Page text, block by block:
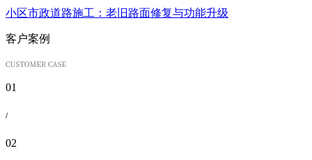
小区市政道路施工：老旧路面修复与功能升级
客户案例
01
/
02